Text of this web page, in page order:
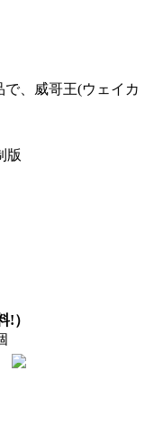
、威哥王(ウェイカ
版
!）